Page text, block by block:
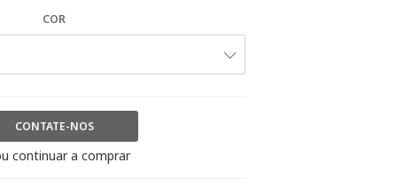
COR
CONTATE-NOS
continuar a comprar